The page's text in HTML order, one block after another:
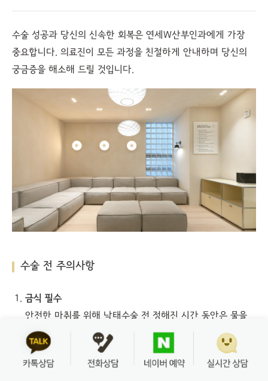
수술 성공과 당신의 신속한 회복은 연세W산부인과에게 가장
중요합니다. 의료진이 모든 과정을 친절하게 안내하며 당신의
궁금증을 해소해 드릴 것입니다.
수술 전 주의사항
금식 필수
안전한 마취를 위해 낙태수술 전 정해진 시간 동안은 물을
포함하여 아무것도 섭취하지 않아야 합니다.
복용 중 약물 확인